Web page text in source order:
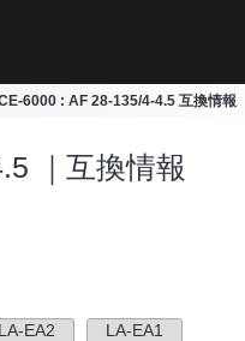
6000 : AF 28-135/4-4.5 互換情報
｜互換情報
LA-EA2 LA-EA1